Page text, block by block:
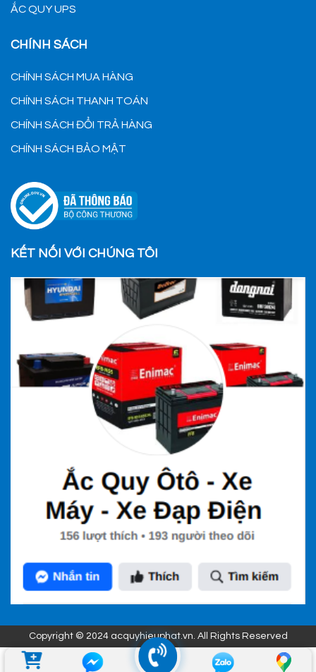
ẮC QUY UPS
CHÍNH SÁCH
CHÍNH SÁCH MUA HÀNG
CHÍNH SÁCH THANH TOÁN
CHÍNH SÁCH ĐỔI TRẢ HÀNG
CHÍNH SÁCH BẢO MẬT
KẾT NỐI VỚI CHÚNG TÔI
Copyright © 2024 acquyhieuphat.vn. All Rights Reserved